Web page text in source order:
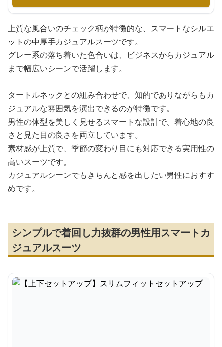
上質な風合いのチェック柄が特徴的な、スマートなシルエ
ットの中厚手カジュアルスーツです。
グレー系の落ち着いた色合いは、ビジネスからカジュアル
まで幅広いシーンで活躍します。
タートルネックとの組み合わせで、知的でありながらもカ
ジュアルな雰囲気を演出できるのが特徴です。
男性の体型を美しく見せるスマートな設計で、着心地の良
さと見た目の良さを両立しています。
素材感が上質で、季節の変わり目にも対応できる実用性の
高いスーツです。
カジュアルシーンでもきちんと感を出したい男性におすす
めです。
シンプルで着回し力抜群の男性用スマートカ
ジュアルスーツ